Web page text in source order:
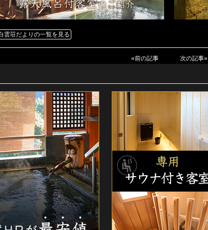
雲荘だよりの一覧を見る
«前の記事 次の記事»